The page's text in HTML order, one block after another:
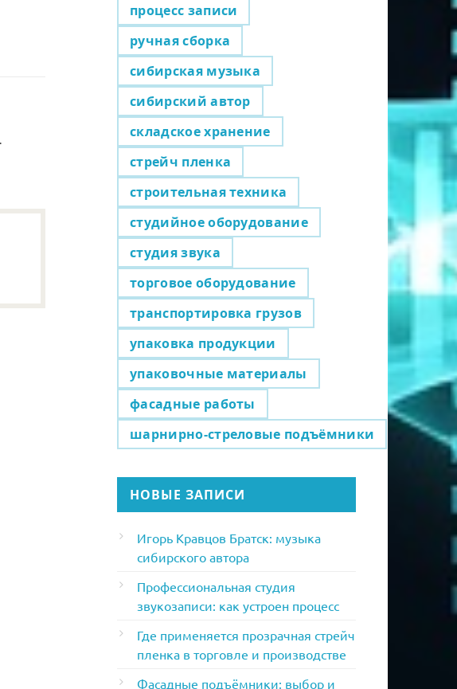
процесс записи
ручная сборка
сибирская музыка
сибирский автор
складское хранение
стрейч пленка
строительная техника
студийное оборудование
студия звука
торговое оборудование
транспортировка грузов
упаковка продукции
упаковочные материалы
фасадные работы
шарнирно-стреловые подъёмники
НОВЫЕ ЗАПИСИ
Игорь Кравцов Братск: музыка
сибирского автора
Профессиональная студия
звукозаписи: как устроен процесс
Где применяется прозрачная стрейч
пленка в торговле и производстве
Фасадные подъёмники: выбор и